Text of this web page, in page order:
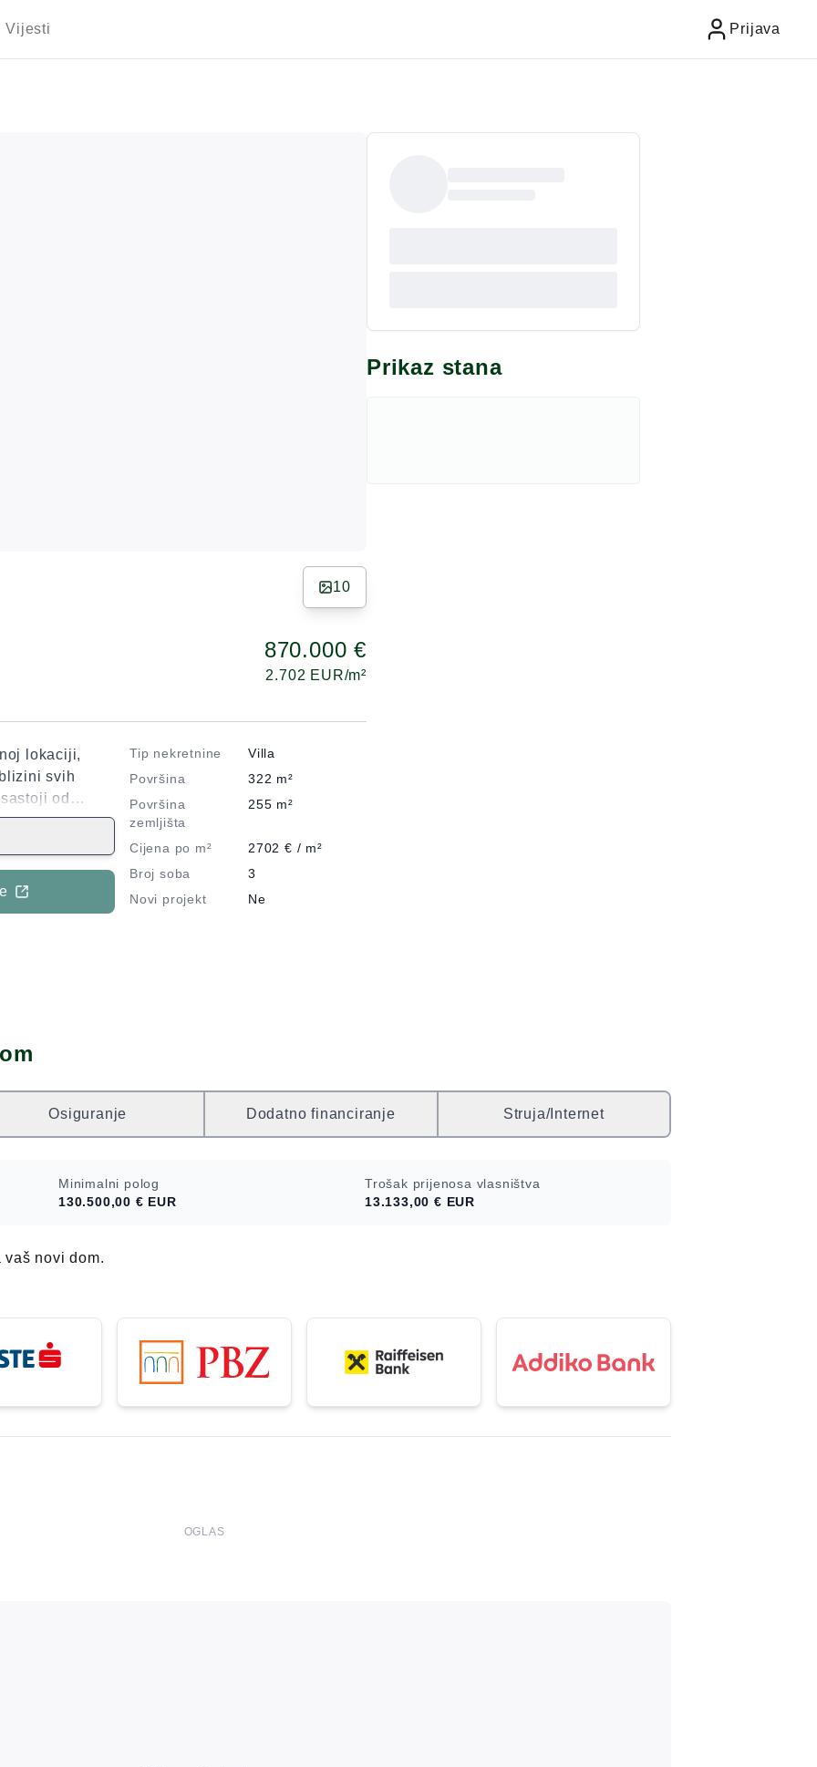
Vijesti Prijava
10
870.000 €
2.702 EUR/m²
lokaciji,
svih
od
na
se nalazi
m²), dok prvi
A. Idealna
Tip nekretnine
Villa
Površina
322 m²
Površina
zemljišta
255 m²
Cijena po m² 2702 € / m²
Broj soba
3
Novi projekt
Ne
Prikaz stana
Osiguranje Dodatno financiranje Struja/Internet
Minimalni polog
130.500,00 € EUR
Trošak prijenosa vlasništva
13.133,00 € EUR
novi dom.
OGLAS